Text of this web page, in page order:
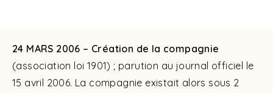
24 MARS 2006 – Création de la compagnie
(association loi 1901) ; parution au journal officiel le
15 avril 2006. La compagnie existait alors sous 2